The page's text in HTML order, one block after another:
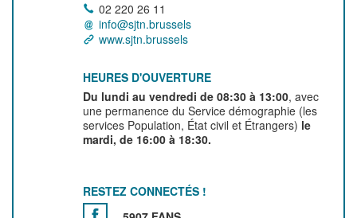
02 220 26 11
info@sjtn.brussels
www.sjtn.brussels
HEURES D'OUVERTURE
Du lundi au vendredi de 08:30 à 13:00, avec
une permanence du Service démographie (les
services Population, État civil et Étrangers) le
mardi, de 16:00 à 18:30.
RESTEZ CONNECTÉS !